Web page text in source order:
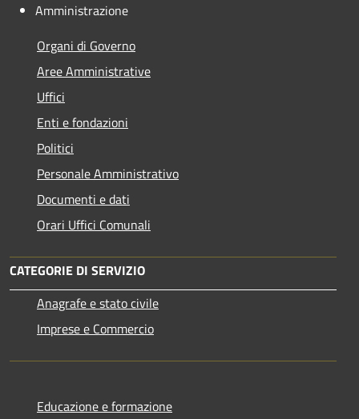
Amministrazione
Organi di Governo
Aree Amministrative
Uffici
Enti e fondazioni
Politici
Personale Amministrativo
Documenti e dati
Orari Uffici Comunali
CATEGORIE DI SERVIZIO
Anagrafe e stato civile
Imprese e Commercio
Educazione e formazione